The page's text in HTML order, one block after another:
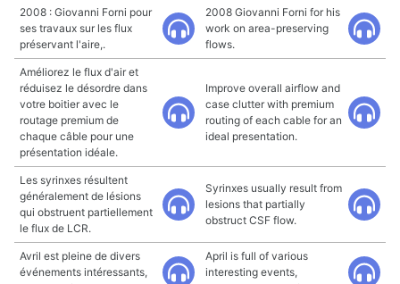
2008 : Giovanni Forni pour
ses travaux sur les flux
préservant l'aire,.
2008 Giovanni Forni for his
work on area-preserving
flows.
Améliorez le flux d'air et
réduisez le désordre dans
votre boitier avec le
routage premium de
chaque câble pour une
présentation idéale.
Improve overall airflow and
case clutter with premium
routing of each cable for an
ideal presentation.
Les syrinxes résultent
généralement de lésions
qui obstruent partiellement
le flux de LCR.
Syrinxes usually result from
lesions that partially
obstruct CSF flow.
Avril est pleine de divers
événements intéressants,
April is full of various
interesting events,